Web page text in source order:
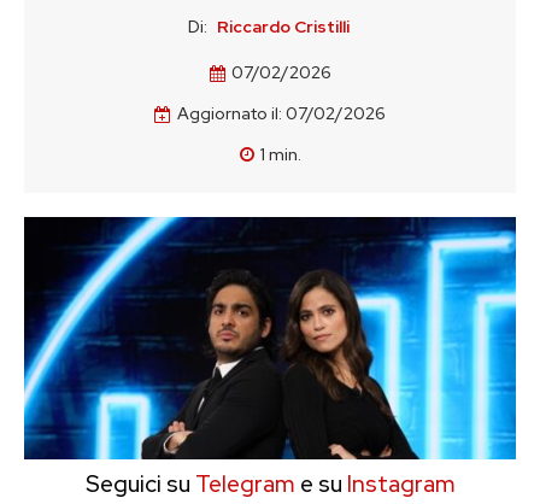
Di: Riccardo Cristilli
07/02/2026
Aggiornato il: 07/02/2026
1 min.
Seguici su Telegram e su Instagram